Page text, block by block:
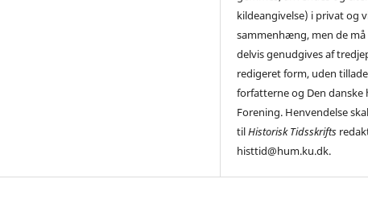
kildeangivelse) i privat og
sammenhæng, men de må
delvis genudgives af
redigeret form, uden
forfatterne og Den danske
Forening. Henvendelse
tilHistorisk Tidsskrifts
histtid@hum.ku.dk.